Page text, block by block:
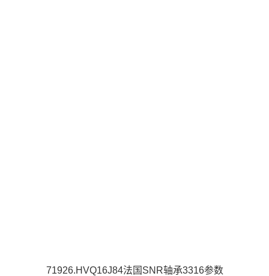
71926.HVQ16J84法国SNR轴承3316参数